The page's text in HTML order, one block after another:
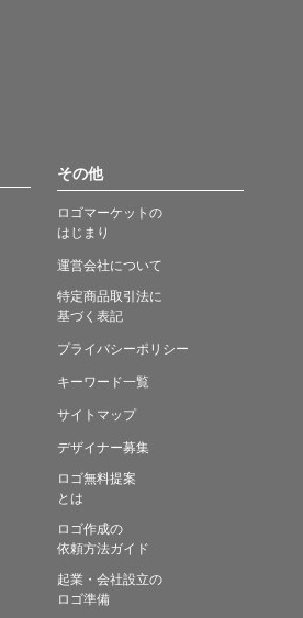
その他
ロゴマーケットの
はじまり
運営会社について
特定商品取引法に
基づく表記
プライバシーポリシー
キーワード一覧
サイトマップ
デザイナー募集
ロゴ無料提案
とは
ロゴ作成の
依頼方法ガイド
起業・会社設立の
ロゴ準備